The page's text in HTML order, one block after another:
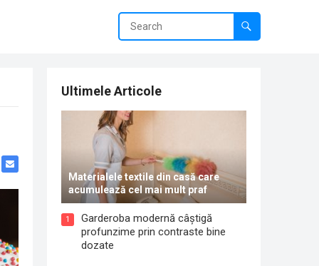
Ultimele Articole
Materialele textile din casă care
acumulează cel mai mult praf
1
Garderoba modernă câștigă
profunzime prin contraste bine
dozate